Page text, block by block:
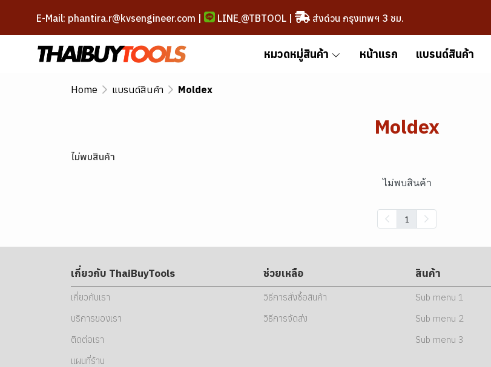
E-Mail: phantira.r@kvsengineer.com | LINE @TBTOOL| ส่งด่วน กรุงเทพฯ 3 ชม.
หมวดหมู่สินค้า หน้าแรก แบรนด์สินค้า
Home แบรนด์สินค้า Moldex
Moldex
ไม่พบสินค้า
ไม่พบสินค้า
1
เกี่ยวกับ ThaiBuyTools
เกี่ยวกับเรา
บริการของเรา
ติดต่อเรา
แผนที่ร้าน
ช่วยเหลือ
วิธีการสั่งซื้อสินค้า
วิธีการจัดส่ง
สินค้า
Sub menu 1
Sub menu 2
Sub menu 3